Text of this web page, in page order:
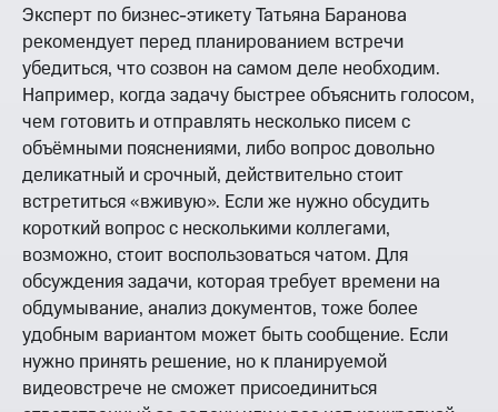
Эксперт по бизнес-этикету Татьяна Баранова
рекомендует перед планированием встречи
убедиться, что созвон на самом деле необходим.
Например, когда задачу быстрее объяснить голосом,
чем готовить и отправлять несколько писем с
объёмными пояснениями, либо вопрос довольно
деликатный и срочный, действительно стоит
встретиться «вживую». Если же нужно обсудить
короткий вопрос с несколькими коллегами,
возможно, стоит воспользоваться чатом. Для
обсуждения задачи, которая требует времени на
обдумывание, анализ документов, тоже более
удобным вариантом может быть сообщение. Если
нужно принять решение, но к планируемой
видеовстрече не сможет присоединиться